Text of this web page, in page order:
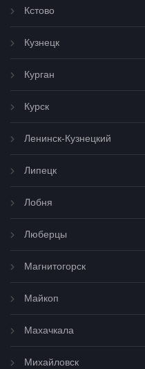
Кстово
Кузнецк
Курган
Курск
Ленинск-Кузнецкий
Липецк
Лобня
Люберцы
Магнитогорск
Майкоп
Махачкала
Михайловск